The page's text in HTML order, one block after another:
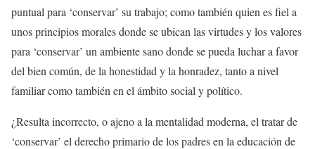
puntual para ‘conservar’ su trabajo; como también quien es fiel a
unos principios morales donde se ubican las virtudes y los valores
para ‘conservar’ un ambiente sano donde se pueda luchar a favor
del bien común, de la honestidad y la honradez, tanto a nivel
familiar como también en el ámbito social y político.
¿Resulta incorrecto, o ajeno a la mentalidad moderna, el tratar de
‘conservar’ el derecho primario de los padres en la educación de